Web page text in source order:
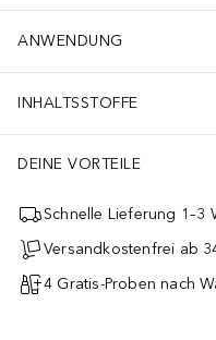
ANWENDUNG
INHALTSSTOFFE
DEINE VORTEILE
Schnelle Lieferung 1–3
Versandkostenfrei ab
4 Gratis-Proben nach